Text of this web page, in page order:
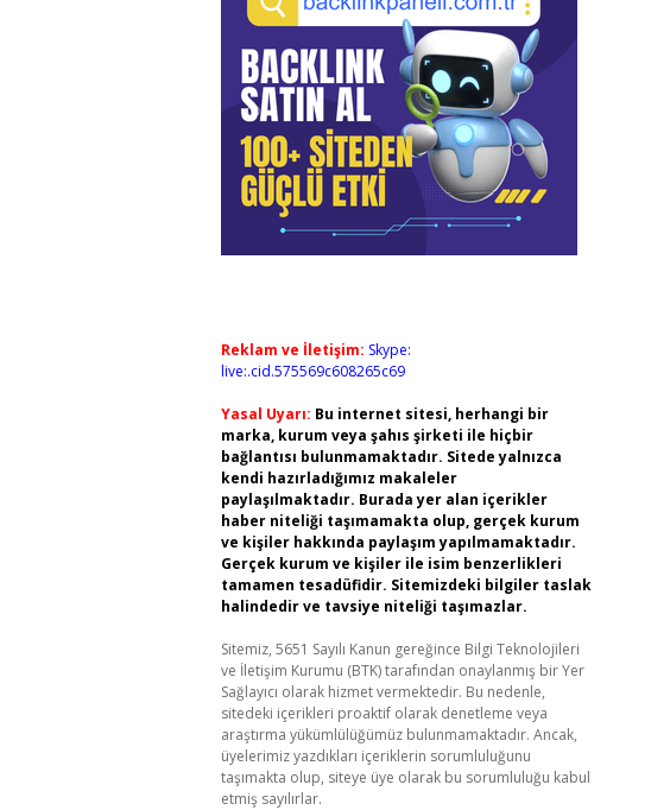
Reklam ve İletişim: Skype:
live:.cid.575569c608265c69
Yasal Uyarı: Bu internet sitesi, herhangi bir
marka, kurum veya şahıs şirketi ile hiçbir
bağlantısı bulunmamaktadır. Sitede yalnızca
kendi hazırladığımız makaleler
paylaşılmaktadır. Burada yer alan içerikler
haber niteliği taşımamakta olup, gerçek kurum
ve kişiler hakkında paylaşım yapılmamaktadır.
Gerçek kurum ve kişiler ile isim benzerlikleri
tamamen tesadüfidir. Sitemizdeki bilgiler taslak
halindedir ve tavsiye niteliği taşımazlar.
Sitemiz, 5651 Sayılı Kanun gereğince Bilgi Teknolojileri
ve İletişim Kurumu (BTK) tarafından onaylanmış bir Yer
Sağlayıcı olarak hizmet vermektedir. Bu nedenle,
sitedeki içerikleri proaktif olarak denetleme veya
araştırma yükümlülüğümüz bulunmamaktadır. Ancak,
üyelerimiz yazdıkları içeriklerin sorumluluğunu
taşımakta olup, siteye üye olarak bu sorumluluğu kabul
etmiş sayılırlar.